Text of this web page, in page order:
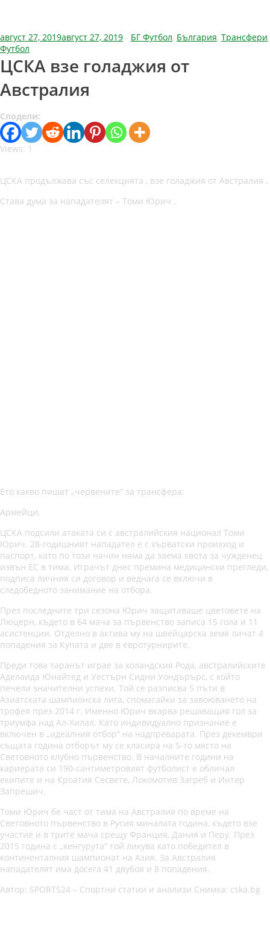
август 27, 2019август 27, 2019 - БГ Футбол, България, Трансфери,
Футбол
ЦСКА взе голаджия от
Австралия
Сподели:
Views: 1
ЦСКА продължава със селекцията , взе голаджия от Австралия .
Става дума за нападателят – Томи Юрич .
Ето какво пишат „червените“ за трансфера:
Армейци,
ЦСКА подсили атаката си с австралийския национал Томи
Юрич. 28-годишният нападател е с хърватски произход и
паспорт, като по този начин няма да заема квота за чужденец
извън ЕС в тима. Играчът днес премина медицински прегледи,
подписа личния си договор и веднага се включи в
следобедното занимание на отбора.
През последните три сезона Юрич защитаваше цветовете на
Люцерн, където в 64 мача за първенство записа 15 гола и 11
асистенции. Отделно в актива му на швейцарска земя личат 4
попадения за Купата и две в евротурнирите.
Преди това таранът играе за холандския Рода, австралийските
Аделаида Юнайтед и Уестърн Сидни Уондърърс, с който
печели значителни успехи. Той се разписва 5 пъти в
Азиатската шампионска лига, спомагайки за завоюването на
трофея през 2014 г. Именно Юрич вкарва решаващия гол за
триумфа над Ал-Хилал. Като индивидуално признание е
включен в „идеалния отбор“ на надпреварата. През декември
същата година отборът му се класира на 5-то място на
Световното клубно първенство. В началните години на
кариерата си 190-сантиметровият футболист е обличал
екипите и на Кроатия Сесвете, Локомотив Загреб и Интер
Запрешич.
Томи Юрич бе част от тима на Австралия по време на
Световното първенство в Русия миналата година, където взе
участие и в трите мача срещу Франция, Дания и Перу. През
2015 година с „кенгурута“ той ликува като победител в
континенталния шампионат на Азия. За Австралия
нападателят има досега 41 двубоя и 8 попадения.
Автор: SPORTS24 – Спортни статии и анализи Снимка: cska.bg